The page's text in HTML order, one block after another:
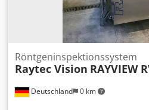
Deutschland 0 km
Röntgeninspektionssystem
Raytec Vision RAYVIEW